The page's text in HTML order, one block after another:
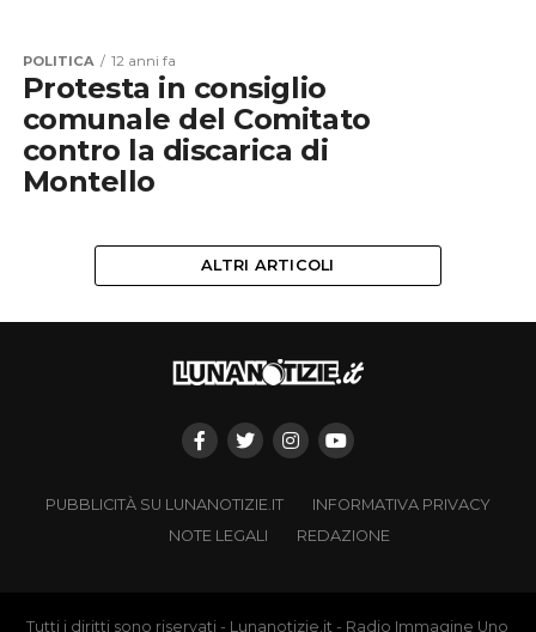
POLITICA 12 anni fa
Protesta in consiglio
comunale del Comitato
contro la discarica di
Montello
ALTRI ARTICOLI
PUBBLICITÀ SU LUNANOTIZIE.IT
INFORMATIVA PRIVACY
NOTE LEGALI
REDAZIONE
Tutti i diritti sono riservati - Lunanotizie.it - Radio Immagine Uno